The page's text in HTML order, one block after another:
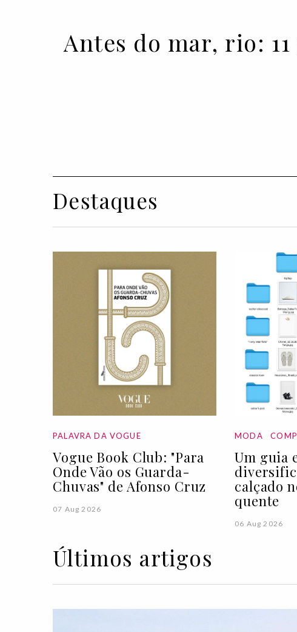
Antes do mar, rio:
Destaques
PALAVRA DA VOGUE
Vogue Book Club: "Para
Onde Vão os Guarda-
Chuvas" de Afonso Cruz
07 Aug 2026
MODA
Um guia
calçado
quente
06 Aug 2026
Últimos artigos